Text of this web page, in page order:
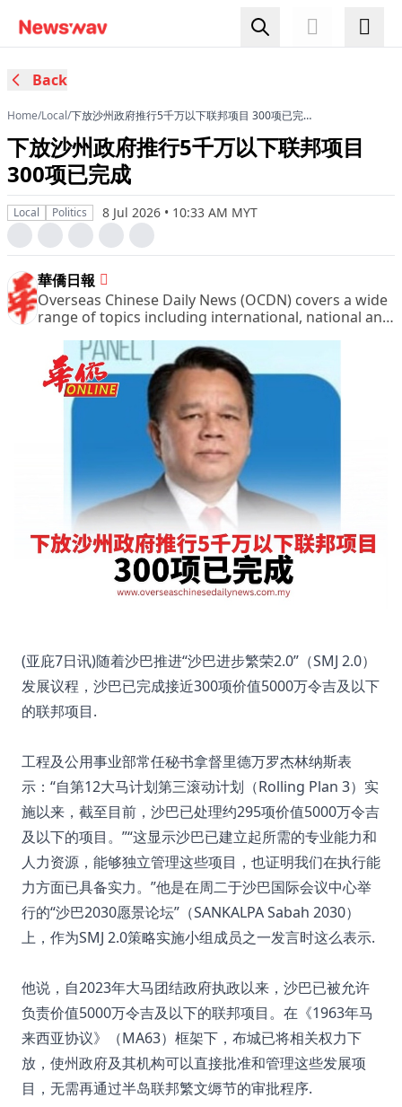
Back
Home/Local/下放沙州政府推行5千万以下联邦项目 300项已完
下放沙州政府推行5千万以下联邦项目
300项已完成
Local Politics 8 Jul 2026 • 10:33 AM MYT
華僑日報
Overseas Chinese Daily News (OCDN) covers a wide
range of topics including international, national and
sports, entertainment and leisure, women column
and other pages of great interest.
(亚庇7日讯)随着沙巴推进“沙巴进步繁荣2.0”（SMJ 2.0）
发展议程，沙巴已完成接近300项价值5000万令吉及以下
的联邦项目.
工程及公用事业部常任秘书拿督里德万罗杰林纳斯表
示：“自第12大马计划第三滚动计划（Rolling Plan 3）实
施以来，截至目前，沙巴已处理约295项价值5000万令吉
及以下的项目。”“这显示沙巴已建立起所需的专业能力和
人力资源，能够独立管理这些项目，也证明我们在执行能
力方面已具备实力。”他是在周二于沙巴国际会议中心举
行的“沙巴2030愿景论坛”（SANKALPA Sabah 2030）
上，作为SMJ 2.0策略实施小组成员之一发言时这么表示.
他说，自2023年大马团结政府执政以来，沙巴已被允许
负责价值5000万令吉及以下的联邦项目。在《1963年马
来西亚协议》（MA63）框架下，布城已将相关权力下
放，使州政府及其机构可以直接批准和管理这些发展项
目，无需再通过半岛联邦繁文缛节的审批程序.